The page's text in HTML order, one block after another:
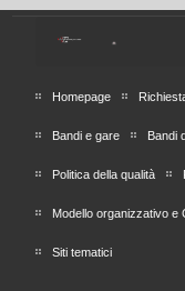
Homepage
Bandi e gare Bandi
Politica della qualità
Modello organizzativo e
Siti tematici